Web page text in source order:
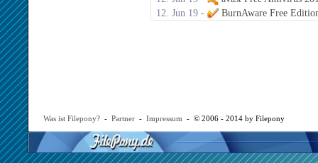
12. Jun 19 -
BurnAware Free
Was ist Filepony? - Partner - Impressum - © 2006 - 2014 by Filepony